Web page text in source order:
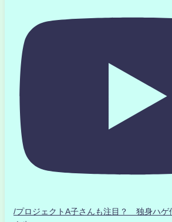
/プロジェクトA子さんも注目？ 独身ハゲ